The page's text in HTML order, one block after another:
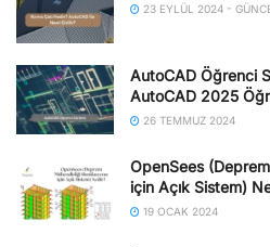
23 EYLÜL 2024 -
AutoCAD Öğrenci
AutoCAD 2025
26 TEMMUZ 2024
OpenSees
için Açık Sistem)
19 OCAK 2024